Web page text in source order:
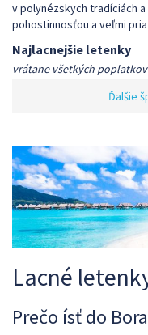
v polynézskych tradíciách
pohostinnosťou a veľmi
Najlacnejšie letenky
vrátane všetkých poplatkov
Ďalšie
Lacné
Prečo ísť do